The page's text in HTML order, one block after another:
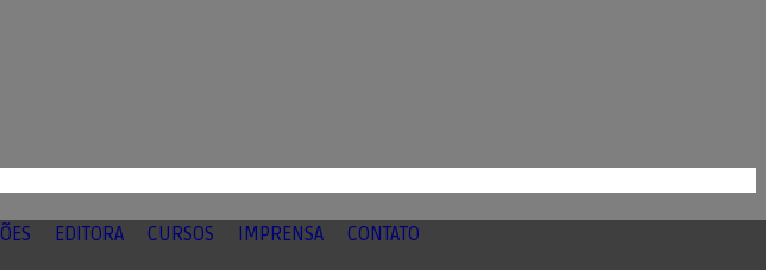
EDITORA CURSOS IMPRENSA CONTATO